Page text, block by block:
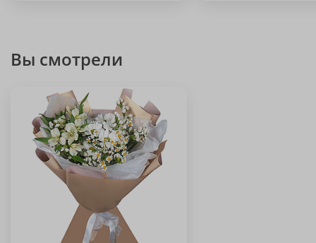
Вы смотрели